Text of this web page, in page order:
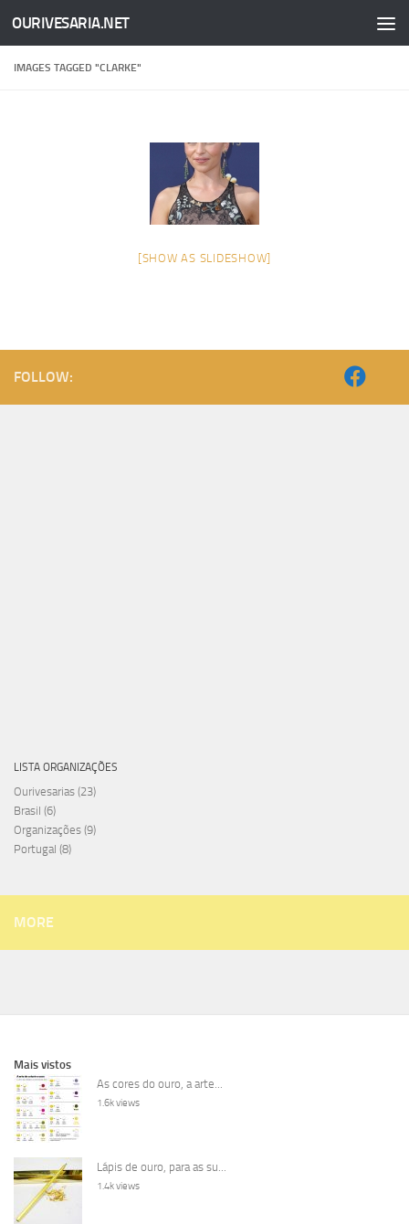
Skip to content
OURIVESARIA.NET
IMAGES TAGGED "CLARKE"
[SHOW AS SLIDESHOW]
FOLLOW:
LISTA ORGANIZAÇÕES
Ourivesarias (23)
Brasil (6)
Organizações (9)
Portugal (8)
MORE
Mais vistos
As cores do ouro, a arte...
1.6k views
Lápis de ouro, para as su...
1.4k views